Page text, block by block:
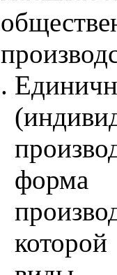
форма